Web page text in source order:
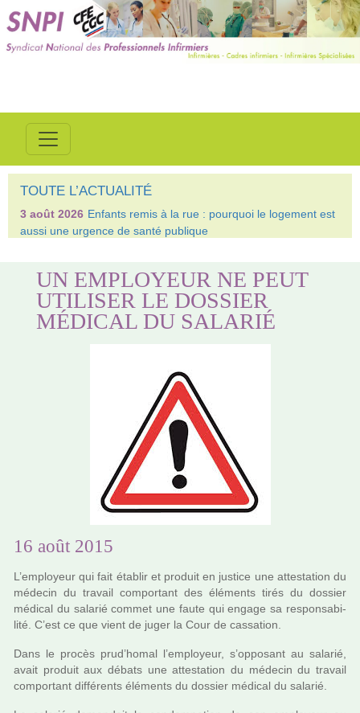
TOUTE L’ACTUALITÉ
3 août 2026 Enfants remis à la rue : pourquoi le logement est
aussi une urgence de santé publique
UN EMPLOYEUR NE PEUT
UTILISER LE DOSSIER
MÉDICAL DU SALARIÉ
16 août 2015
L’employeur qui fait établir et pro­duit en jus­tice une attes­ta­tion du
méde­cin du tra­vail com­por­tant des éléments tirés du dos­sier
médi­cal du sala­rié commet une faute qui engage sa res­pon­sa­bi­
lité. C’est ce que vient de juger la Cour de cas­sa­tion.
Dans le procès prud’homal l’employeur, s’oppo­sant au sala­rié,
avait pro­duit aux débats une attes­ta­tion du méde­cin du tra­vail
com­por­tant dif­fé­rents éléments du dos­sier médi­cal du sala­rié.